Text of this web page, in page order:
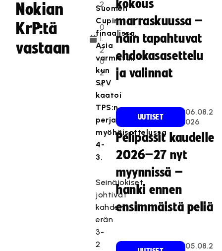
Nokian
KrP:tä
vastaan
2
.
0
1.
2
0
2
4
Suomen
Cupin
finaalissa.
Asia
varmistui,
kun
SPV
kaatoi
TPS:n
perjantain
myöhäisottelussa
4-
3.
Seinäjokiset
johtivat
kahden
erän
3-
2
kokous
marraskuussa –
näin tapahtuvat
ehdokasasettelu
ja valinnat
UUTISET
06.08.2
026
Pelipassit kaudelle
2026–27 nyt
myynnissä –
hanki ennen
ensimmäistä peliä
05.08.2